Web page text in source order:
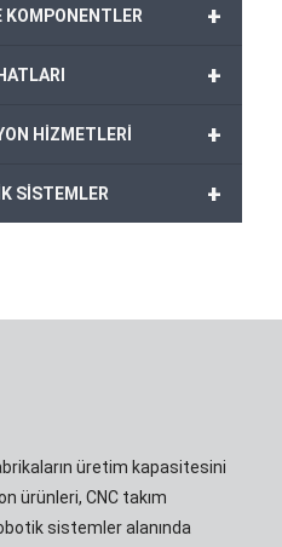
+
KOMPONENTLER
+
+
HİZMETLERİ
+
SİSTEMLER
üretim kapasitesini
ürünleri, CNC takım
sistemler alanında